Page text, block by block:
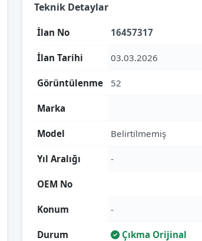
Teknik Detaylar
İlan No 16457317
İlan Tarihi 03.03.2026
Görüntülenme 52
Marka
Model Belirtilmemiş
Yıl Aralığı -
OEM No
Konum -
Durum Çıkma Orijinal